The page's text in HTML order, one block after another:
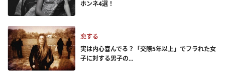
ホンネ4選！
恋する
実は内心喜んでる？「交際5年以上」でフラれた女
子に対する男子の...